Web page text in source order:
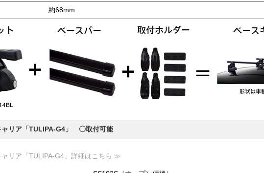
約68mm
ャリア「TULIPA-G4」 〇取付可能
リア「TULIPA-G4」詳細はこちら ≫